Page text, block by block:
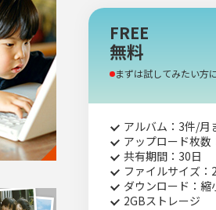
FREE
無料
まずは試してみたい方
アルバム：3件/月
アップロード枚数
共有期間：30日
ファイルサイズ
ダウンロード：縮
2GBストレージ